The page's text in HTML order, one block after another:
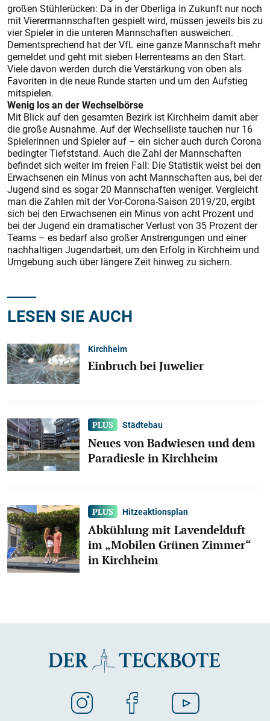
großen Stühlerücken: Da in der Oberliga in Zukunft nur noch
mit Vierermannschaften gespielt wird, müssen jeweils bis zu
vier Spieler in die unteren Mannschaften ausweichen.
Dementsprechend hat der VfL eine ganze Mannschaft mehr
gemeldet und geht mit sieben Herrenteams an den Start.
Viele davon werden durch die Verstärkung von oben als
Favoriten in die neue Runde starten und um den Aufstieg
mitspielen.
Wenig los an der Wechselbörse
Mit Blick auf den gesamten Bezirk ist Kirchheim damit aber
die große Ausnahme. Auf der Wechselliste tauchen nur 16
Spielerinnen und Spieler auf – ein sicher auch durch Corona
bedingter Tiefststand. Auch die Zahl der Mannschaften
befindet sich weiter im freien Fall: Die Statistik weist bei den
Erwachsenen ein Minus von acht Mannschaften aus, bei der
Jugend sind es sogar 20 Mannschaften weniger. Vergleicht
man die Zahlen mit der Vor-Corona-Saison 2019/20, ergibt
sich bei den Erwachsenen ein Minus von acht Prozent und
bei der Jugend ein dramatischer Verlust von 35 Prozent der
Teams – es bedarf also großer Anstrengungen und einer
nachhaltigen Jugendarbeit, um den Erfolg in Kirchheim und
Umgebung auch über längere Zeit hinweg zu sichern.
LESEN SIE AUCH
Kirchheim
Einbruch bei Juwelier
Städtebau
Neues von Badwiesen und dem
Paradiesle in Kirchheim
Hitzeaktionsplan
Abkühlung mit Lavendelduft
im „Mobilen Grünen Zimmer“
in Kirchheim